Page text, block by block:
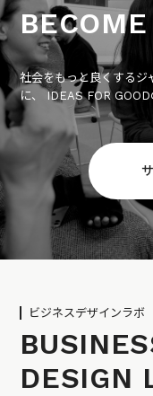
社会をもっと良くするジ
に、 IDEAS FOR GOOD
ビジネスデザインラボ
DESIGN